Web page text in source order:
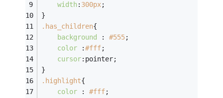
width: 300px;
}
.has_children{
background
: #555;
color
:#fff;
cursor:pointer;
}
.highlight{
color
: #fff;